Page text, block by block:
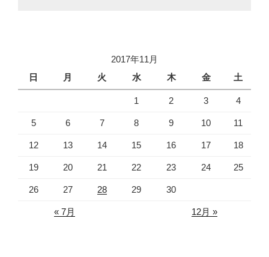
2017年11月
日
月 火 水 木 金 土
1 2 3 4
5 6 7 8 9 10 11
12 13 14 15 16 17 18
19 20 21 22 23 24 25
26 27 28 29 30
« 7月 12月 »